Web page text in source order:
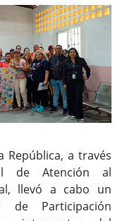
República, a través
de Atención al
llevó a cabo un
de Participación